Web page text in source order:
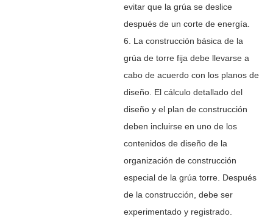
evitar que la grúa se deslice
después de un corte de energía.
6. La construcción básica de la
grúa de torre fija debe llevarse a
cabo de acuerdo con los planos de
diseño. El cálculo detallado del
diseño y el plan de construcción
deben incluirse en uno de los
contenidos de diseño de la
organización de construcción
especial de la grúa torre. Después
de la construcción, debe ser
experimentado y registrado.